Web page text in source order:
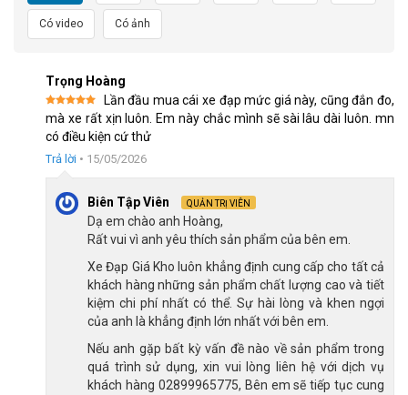
Thiết kế khung carbon bền bỉ
Bộ truyền động tối ưu
Bộ truyền động của xe đạp địa hình MTBTrinX V1000 Pro trang
Xe sử dụng đùi đĩa hợp kim nhômtrục rỗng 34T, bền, có
khả năng chịu lực tốt, giúp giảm trọng lượng xe và mang lại
cho người dùng sự di chuyển linh hoạt và hiệu quả. Cùng với
Sugek 12s cối nổđảm bảo cho người lái dễ dàng điều
chỉnh tốc độ và lực đạp phù hợp.
Có video Có ảnh
Trọng Hoàng
Được xếp
hạng55
sao
Lần đầu mua cái xe đạp mức giá này, cũng đắn đo,
mà xe rất xịn luôn. Em này chắc mình sẽ sài lâu dài luôn. mn
có điều kiện cứ thử
Trả lời • 15/05/2026
Biên Tập Viên QUẢN TRỊ VIÊN
Dạ em chào anh Hoàng,
Rất vui vì anh yêu thích sản phẩm của bên em.
Xe Đạp Giá Kho luôn khẳng định cung cấp cho tất cả
khách hàng những sản phẩm chất lượng cao và tiết
kiệm chi phí nhất có thể. Sự hài lòng và khen ngợi
của anh là khẳng định lớn nhất với bên em.
Nếu anh gặp bất kỳ vấn đề nào về sản phẩm trong
quá trình sử dụng, xin vui lòng liên hệ với dịch vụ
khách hàng 02899965775, Bên em sẽ tiếp tục cung